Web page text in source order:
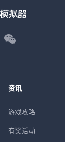
资讯
游戏攻略
有奖活动